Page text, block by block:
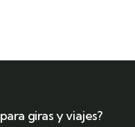
giras y viajes?